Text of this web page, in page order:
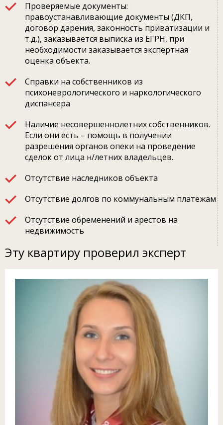
Проверяемые документы:
правоустанавливающие документы (ДКП,
договор дарения, законность приватизации и
т.д.), заказывается выписка из ЕГРН, при
необходимости заказывается экспертная
оценка объекта.
Справки на собственников из
психоневрологического и наркологического
диспансера
Наличие несовершеннолетних собственников.
Если они есть – помощь в получении
разрешения органов опеки на проведение
сделок от лица н/летних владельцев.
Отсутствие наследников объекта
Отсутствие долгов по коммунальным платежам
Отсутствие обременений и арестов на
недвижимость
Эту квартиру проверил эксперт